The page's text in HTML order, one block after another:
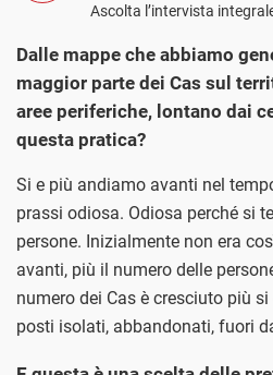
Ascolta l’intervista
Dalle mappe che abbiamo
maggior parte dei Cas sul
aree periferiche, lontano dai
questa pratica?
Si e più andiamo avanti nel
prassi odiosa. Odiosa perché si
persone. Inizialmente non era
avanti, più il numero delle
numero dei Cas è cresciuto più
posti isolati, abbandonati, fuori